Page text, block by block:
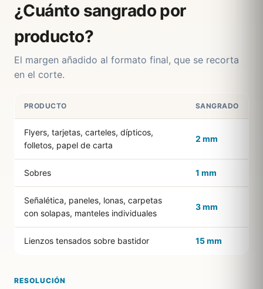
¿Cuánto sangrado por
producto?
El margen añadido al formato final, que se recorta
en el corte.
PRODUCTO SANGRADO
Flyers, tarjetas, carteles, dípticos,
folletos, papel de carta
2 mm
Sobres 1 mm
Señalética, paneles, lonas, carpetas
con solapas, manteles individuales
3 mm
Lienzos tensados sobre bastidor 15 mm
RESOLUCIÓN